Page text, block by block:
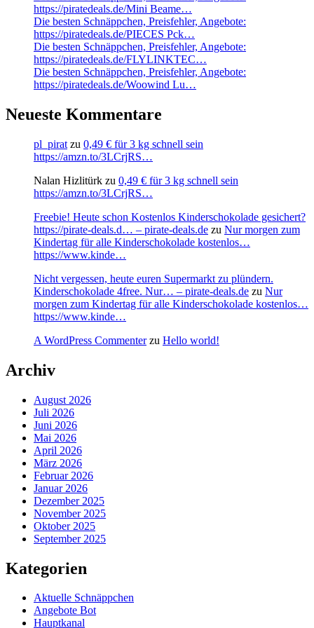
https://piratedeals.de/Mini Beame…
Die besten Schnäppchen, Preisfehler, Angebote:
https://piratedeals.de/PIECES Pck…
Die besten Schnäppchen, Preisfehler, Angebote:
https://piratedeals.de/FLYLINKTEC…
Die besten Schnäppchen, Preisfehler, Angebote:
https://piratedeals.de/Woowind Lu…
Neueste Kommentare
pl_pirat zu 0,49 € für 3 kg schnell sein
https://amzn.to/3LCrjRS…
Nalan Hizlitürk zu 0,49 € für 3 kg schnell sein
https://amzn.to/3LCrjRS…
Freebie! Heute schon Kostenlos Kinderschokolade gesichert?
https://pirate-deals.d… – pirate-deals.de zu Nur morgen zum
Kindertag für alle Kinderschokolade kostenlos…
https://www.kinde…
Nicht vergessen, heute euren Supermarkt zu plündern.
Kinderschokolade 4free. Nur… – pirate-deals.de zu Nur
morgen zum Kindertag für alle Kinderschokolade kostenlos…
https://www.kinde…
A WordPress Commenterzu Hello world!
Archiv
August 2026
Juli 2026
Juni 2026
Mai 2026
April 2026
März 2026
Februar 2026
Januar 2026
Dezember 2025
November 2025
Oktober 2025
September 2025
Kategorien
Aktuelle Schnäppchen
Angebote Bot
Hauptkanal